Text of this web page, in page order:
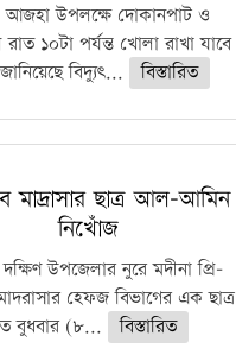
উপলক্ষে দোকানপাট ও
১০টা পর্যন্ত খোলা রাখা যাবে
বিদ্যুৎ...
বিস্তারিত
মাদ্রাসার ছাত্র আল-আমিন
নিখোঁজ
উপজেলার নুরে মদীনা প্রি-
হেফজ বিভাগের এক ছাত্র
বুধবার (৮...
বিস্তারিত